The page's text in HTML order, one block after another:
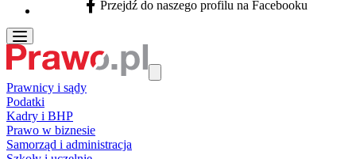
Facebook - otwiera się w nowej karcie
Przejdź do naszego profilu na Facebooku
Prawnicy i sądy
Podatki
Kadry i BHP
Prawo w biznesie
Samorząd i administracja